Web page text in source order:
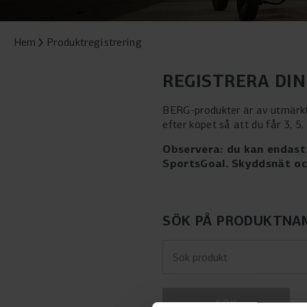
Hem Produktregistrering
REGISTRERA
BERG-produkter är av
efter köpet så att du får 3,
Observera: du kan
SportsGoal. Skyddsnät
SÖK PÅ
Sök produkt
SÖK